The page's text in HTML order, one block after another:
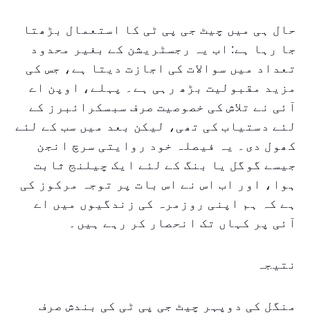
حال ہی میں چیٹ جی پی ٹی کا استعمال بڑھتا
جا رہا ہے: اب یہ رجسٹریشن کے بغیر محدود
تعداد میں سوالات کی اجازت دیتا ہے، جس کی
مزید مقبولیت بڑھ رہی ہے۔ پہلے، اوپن اے
آئی نے تلاش کی خصوصیت صرف سبسکرائبرز کے
لئے دستیاب کی تھی، لیکن بعد میں سب کے لئے
کھول دی۔ یہ فیصلہ خود روایتی سرچ انجن
جیسے گوگل یا بنگ کے لئے ایک چیلنج ثابت
ہوا، اور اب اس نے اس بات پر توجہ مرکوز کی
ہے کہ ہم اپنی روزمرہ کی زندگیوں میں اے
آئی پر کہاں تک انحصار کر رہے ہیں۔
نتیجہ
منگل کی دوپہر چیٹ جی پی ٹی کی بندش صرف